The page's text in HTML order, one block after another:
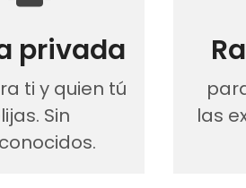
privada
ti y quien tú
Sin
las